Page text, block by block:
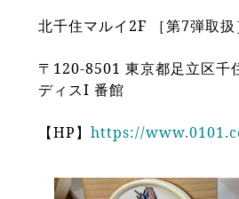
北千住マルイ2F ［第7弾取扱
〒120-8501 東京都足立区千
ディスI 番館
【HP】 https://